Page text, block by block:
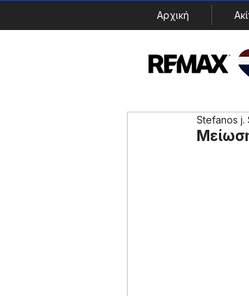
Αρχική
Stefanos j.